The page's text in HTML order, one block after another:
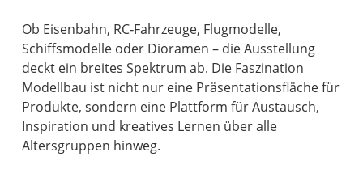
Ob Eisenbahn, RC‑Fahrzeuge, Flugmodelle,
Schiffsmodelle oder Dioramen – die Ausstellung
deckt ein breites Spektrum ab. Die Faszination
Modellbau ist nicht nur eine Präsentationsfläche für
Produkte, sondern eine Plattform für Austausch,
Inspiration und kreatives Lernen über alle
Altersgruppen hinweg.